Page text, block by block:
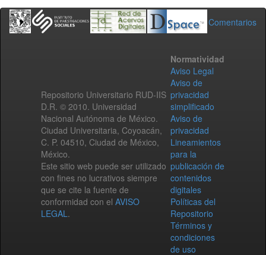
Comentarios
Repositorio Universitario RUD-IIS
D.R. © 2010. Universidad
Nacional Autónoma de México.
Ciudad Universitaria, Coyoacán,
C. P. 04510, Ciudad de México,
México.
Este sitio web puede ser utilizado
con fines no lucrativos siempre
que se cite la fuente de
conformidad con el AVISO
LEGAL.
Normatividad
Aviso Legal
Aviso de
privacidad
simplificado
Aviso de
privacidad
Lineamientos
para la
publicación de
contenidos
digitales
Políticas del
Repositorio
Términos y
condiciones
de uso